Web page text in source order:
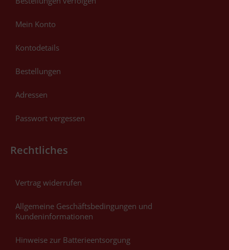
Mein Konto
Kontodetails
Bestellungen
Adressen
Passwort vergessen
Rechtliches
Vertrag widerrufen
Allgemeine Geschäftsbedingungen und
Kundeninformationen
Hinweise zur Batterieentsorgung